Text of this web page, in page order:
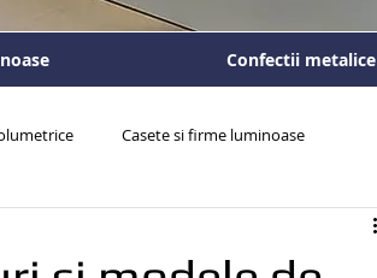
Confectii metalice
Casete si firme luminoase